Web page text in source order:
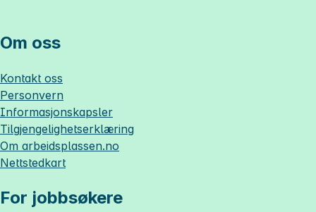
Om oss
Kontakt oss
Personvern
Informasjonskapsler
Tilgjengelighetserklæring
Om arbeidsplassen.no
Nettstedkart
For jobbsøkere